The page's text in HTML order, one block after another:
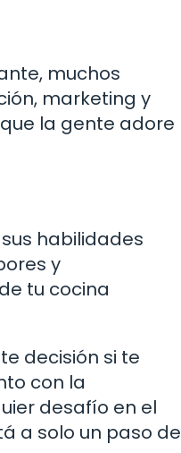
muchos
marketing y
la gente adore
habilidades
y
tu cocina
decisión si te
con la
desafío en el
a solo un paso de